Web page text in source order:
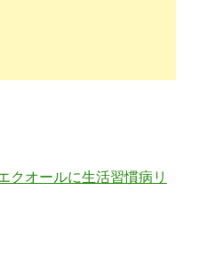
クオールに生活習慣病リ